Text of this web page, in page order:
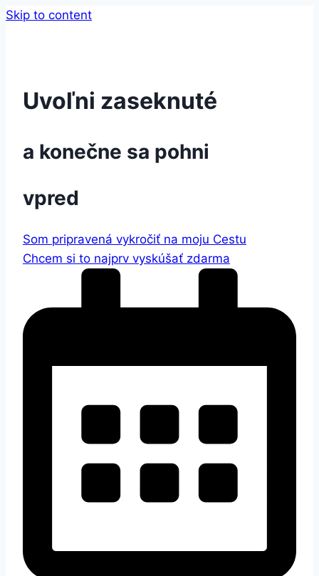
Skip to content
Uvoľni zaseknuté
a konečne sa pohni
vpred
Som pripravená vykročiť na moju Cestu
Chcem si to najprv vyskúšať zdarma